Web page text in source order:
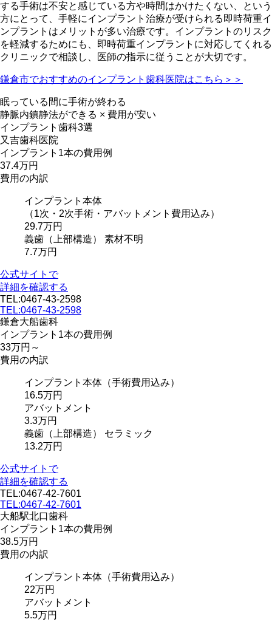
する手術は不安と感じている方や時間はかけたくない、という
方にとって、手軽にインプラント治療が受けられる即時荷重イ
ンプラントはメリットが多い治療です。インプラントのリスク
を軽減するためにも、即時荷重インプラントに対応してくれる
クリニックで相談し、医師の指示に従うことが大切です。
鎌倉市でおすすめのインプラント歯科医院はこちら＞＞
眠っている間に手術が終わる
静脈内鎮静法ができる × 費用が安い
インプラント歯科3選
又吉歯科医院
インプラント1本の費用例
37.4万円
費用の内訳
インプラント本体
（1次・2次手術・アバットメント費用込み）
29.7万円
義歯 （上部構造）
素材不明
7.7万円
公式サイトで
詳細を確認する
TEL:0467-43-2598
TEL:0467-43-2598
鎌倉大船歯科
インプラント1本の費用例
33万円～
費用の内訳
インプラント本体 （手術費用込み）
16.5万円
アバットメント
3.3万円
義歯 （上部構造）
セラミック
13.2万円
公式サイトで
詳細を確認する
TEL:0467-42-7601
TEL:0467-42-7601
大船駅北口歯科
インプラント1本の費用例
38.5万円
費用の内訳
インプラント本体 （手術費用込み）
22万円
アバットメント
5.5万円